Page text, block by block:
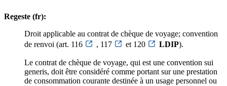
Regeste (fr):
Droit applicable au contrat de chèque de voyage; convention
de renvoi (art. 116
, 117 et 120 LDIP).
Le contrat de chèque de voyage, qui est une convention sui
generis, doit être considéré comme portant sur une prestation
de consommation courante destinée à un usage personnel ou